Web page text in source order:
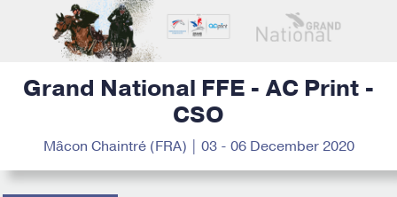
Grand National FFE - AC Print -
CSO
Mâcon Chaintré (FRA) | 03 - 06 December 2020